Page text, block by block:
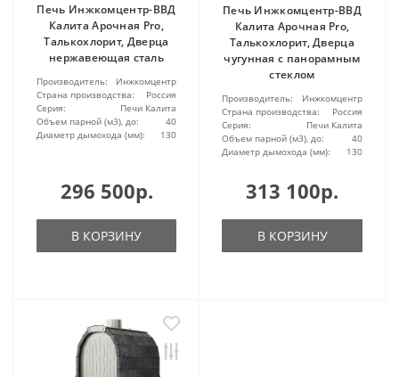
Печь Инжкомцентр-ВВД
Калита Арочная Pro,
Талькохлорит, Дверца
нержавеющая сталь
Производитель:
Инжкомцентр
Страна производства:
Россия
Серия:
Печи Калита
Объем парной (м3), до:
40
Диаметр дымохода (мм):
130
296 500р.
В КОРЗИНУ
Печь Инжкомцентр-ВВД
Калита Арочная Pro,
Талькохлорит, Дверца
чугунная с панорамным
стеклом
Производитель:
Инжкомцентр
Страна производства:
Россия
Серия:
Печи Калита
Объем парной (м3), до:
40
Диаметр дымохода (мм):
130
313 100р.
В КОРЗИНУ